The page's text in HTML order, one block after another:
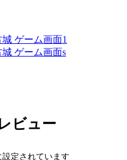
ビュー
設定されています